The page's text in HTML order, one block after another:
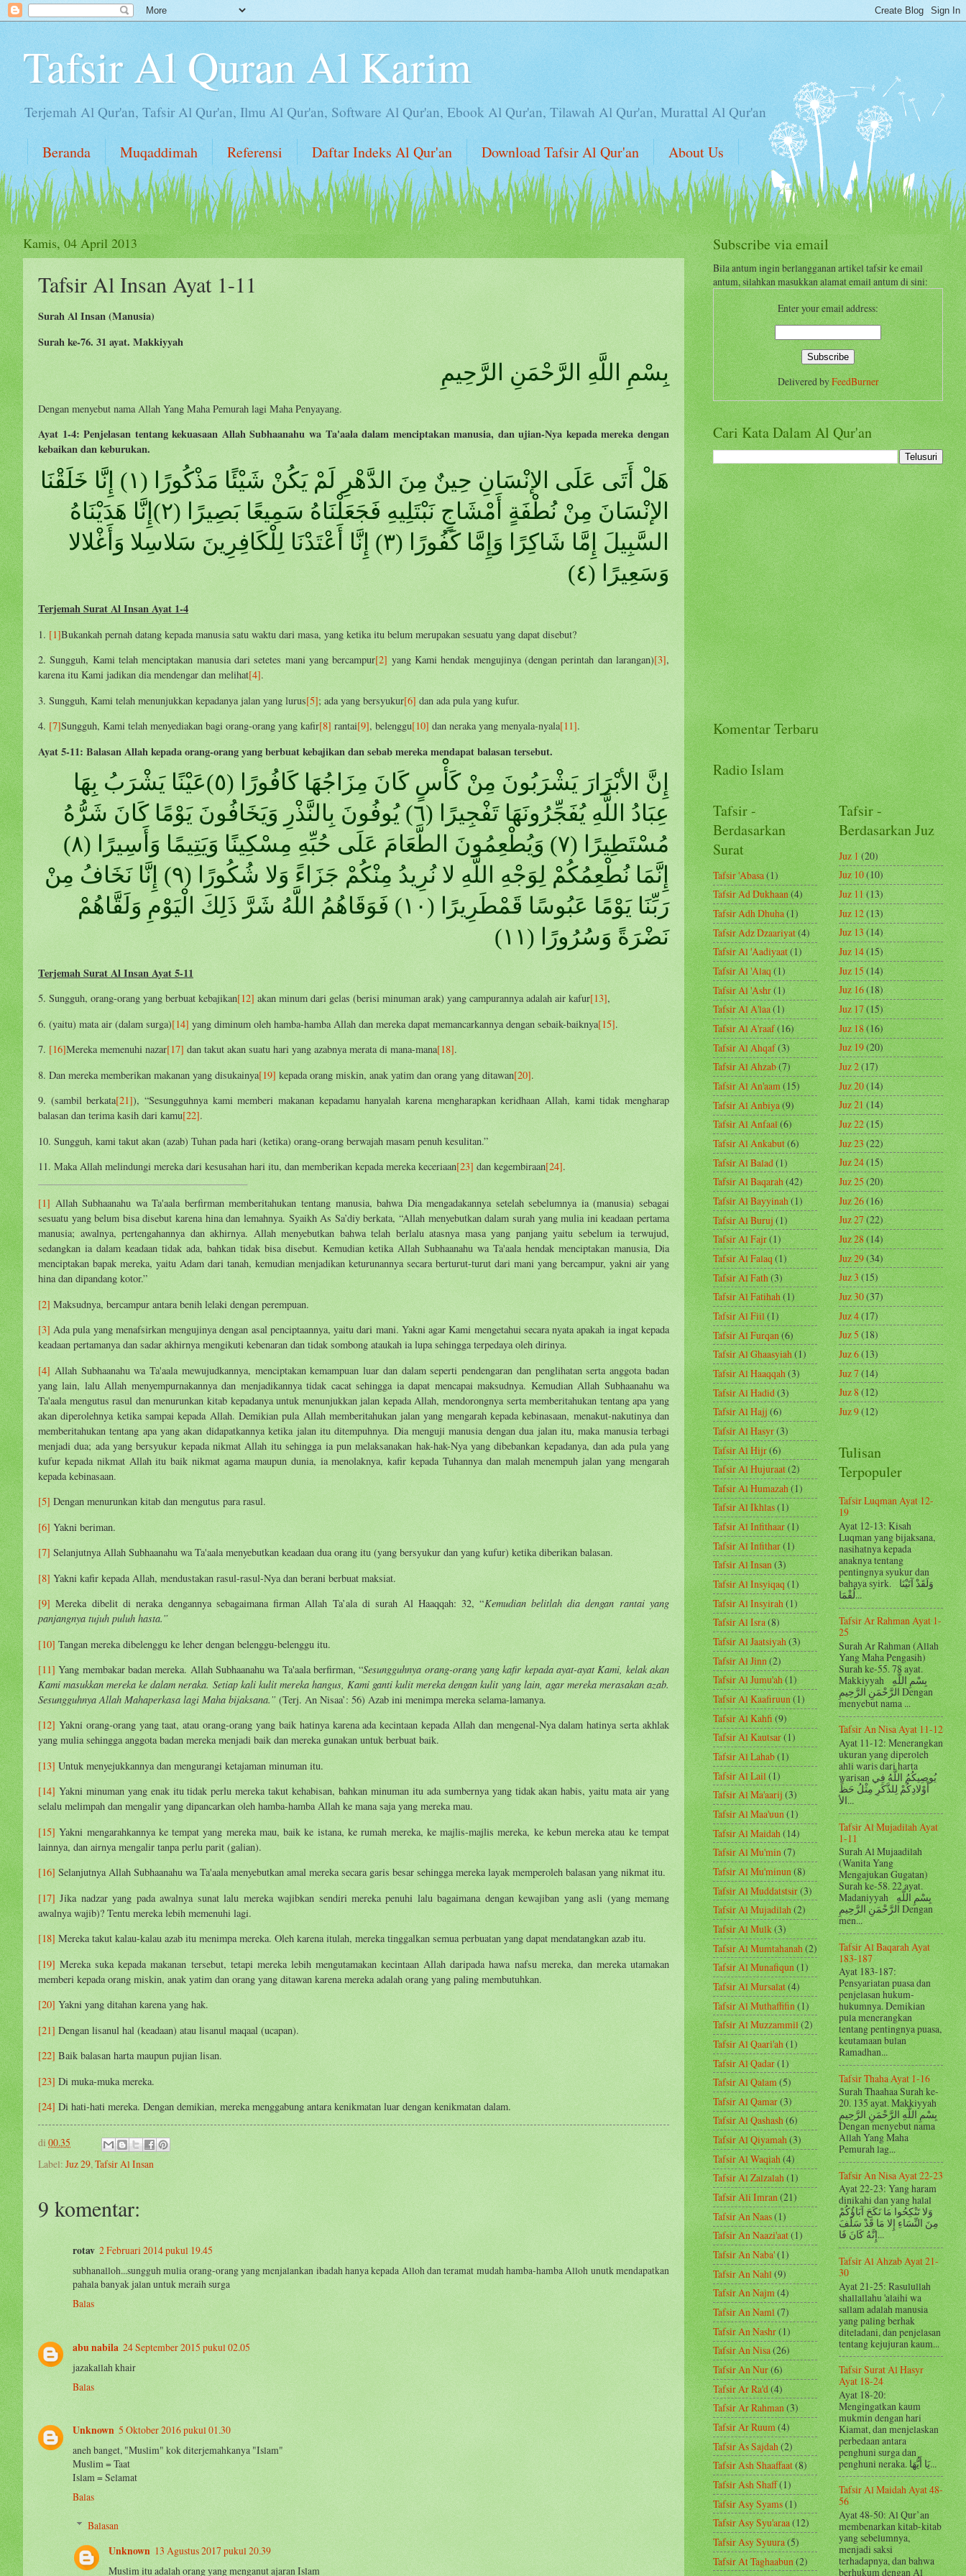
Tafsir Al Quran Al Karim
Terjemah Al Qur'an, Tafsir Al Qur'an, Ilmu Al Qur'an, Software Al Qur'an, Ebook Al Qur'an, Tilawah Al Qur'an, Murattal Al Qur'an
Beranda Muqaddimah Referensi Daftar Indeks Al Qur'an Download Tafsir Al Qur'an About Us
Kamis, 04 April 2013
Tafsir Al Insan Ayat 1-11
Surah Al Insan (Manusia)
Surah ke-76. 31 ayat. Makkiyyah
بِسْمِ اللَّهِ الرَّحْمَنِ الرَّحِيمِ
Dengan menyebut nama Allah Yang Maha Pemurah lagi Maha Penyayang.
Ayat 1-4: Penjelasan tentang kekuasaan Allah Subhaanahu wa Ta'aala dalam menciptakan manusia, dan ujian-Nya kepada mereka dengan
kebaikan dan keburukan.
هَلْ أَتَى عَلَى الإنْسَانِ حِينٌ مِنَ الدَّهْرِ لَمْ يَكُنْ شَيْئًا مَذْكُورًا (١) إِنَّا خَلَقْنَا
الإنْسَانَ مِنْ نُطْفَةٍ أَمْشَاجٍ نَبْتَلِيهِ فَجَعَلْنَاهُ سَمِيعًا بَصِيرًا (٢)إِنَّا هَدَيْنَاهُ
السَّبِيلَ إِمَّا شَاكِرًا وَإِمَّا كَفُورًا (٣) إِنَّا أَعْتَدْنَا لِلْكَافِرِينَ سَلاسِلا وَأَغْلالا
وَسَعِيرًا (٤)
Terjemah Surat Al Insan Ayat 1-4
1. [1]Bukankah pernah datang kepada manusia satu waktu dari masa, yang ketika itu belum merupakan sesuatu yang dapat disebut?
2. Sungguh, Kami telah menciptakan manusia dari setetes mani yang bercampur[2] yang Kami hendak mengujinya (dengan perintah dan larangan)[3],
karena itu Kami jadikan dia mendengar dan melihat[4].
3. Sungguh, Kami telah menunjukkan kepadanya jalan yang lurus[5]; ada yang bersyukur[6] dan ada pula yang kufur.
4. [7]Sungguh, Kami telah menyediakan bagi orang-orang yang kafir[8] rantai[9], belenggu[10] dan neraka yang menyala-nyala[11].
Ayat 5-11: Balasan Allah kepada orang-orang yang berbuat kebajikan dan sebab mereka mendapat balasan tersebut.
إِنَّ الأبْرَارَ يَشْرَبُونَ مِنْ كَأْسٍ كَانَ مِزَاجُهَا كَافُورًا (٥)عَيْنًا يَشْرَبُ بِهَا
عِبَادُ اللَّهِ يُفَجِّرُونَهَا تَفْجِيرًا (٦) يُوفُونَ بِالنَّذْرِ وَيَخَافُونَ يَوْمًا كَانَ شَرُّهُ
مُسْتَطِيرًا (٧) وَيُطْعِمُونَ الطَّعَامَ عَلَى حُبِّهِ مِسْكِينًا وَيَتِيمًا وَأَسِيرًا (٨)
إِنَّمَا نُطْعِمُكُمْ لِوَجْهِ اللَّهِ لا نُرِيدُ مِنْكُمْ جَزَاءً وَلا شُكُورًا (٩) إِنَّا نَخَافُ مِنْ
رَبِّنَا يَوْمًا عَبُوسًا قَمْطَرِيرًا (١٠) فَوَقَاهُمُ اللَّهُ شَرَّ ذَلِكَ الْيَوْمِ وَلَقَّاهُمْ
نَضْرَةً وَسُرُورًا (١١)
Terjemah Surat Al Insan Ayat 5-11
5. Sungguh, orang-orang yang berbuat kebajikan[12] akan minum dari gelas (berisi minuman arak) yang campurannya adalah air kafur[13],
6. (yaitu) mata air (dalam surga)[14] yang diminum oleh hamba-hamba Allah dan mereka dapat memancarkannya dengan sebaik-baiknya[15].
7. [16]Mereka memenuhi nazar[17] dan takut akan suatu hari yang azabnya merata di mana-mana[18].
8. Dan mereka memberikan makanan yang disukainya[19] kepada orang miskin, anak yatim dan orang yang ditawan[20].
9. (sambil berkata[21]), “Sesungguhnya kami memberi makanan kepadamu hanyalah karena mengharapkan keridhaan Allah, kami tidak mengharap
balasan dan terima kasih dari kamu[22].
10. Sungguh, kami takut akan (azab) Tuhan pada hari (ketika) orang-orang berwajah masam penuh kesulitan.”
11. Maka Allah melindungi mereka dari kesusahan hari itu, dan memberikan kepada mereka keceriaan[23] dan kegembiraan[24].
[1] Allah Subhaanahu wa Ta'aala berfirman memberitahukan tentang manusia, bahwa Dia mengadakannya setelah sebelumnya ia (manusia) sebagai
sesuatu yang belum bisa disebut karena hina dan lemahnya. Syaikh As Sa’diy berkata, “Allah menyebutkan dalam surah yang mulia ini keadaan pertama
manusia; awalnya, pertengahannya dan akhirnya. Allah menyebutkan bahwa telah berlalu atasnya masa yang panjang yaitu sebelum ia terwujud,
sedangkan ia dalam keadaan tidak ada, bahkan tidak bisa disebut. Kemudian ketika Allah Subhaanahu wa Ta'aala hendak menciptakan manusia, Dia
menciptakan bapak mereka, yaitu Adam dari tanah, kemudian menjadikan keturunannya secara berturut-turut dari mani yang bercampur, yakni air yang
hina dan dipandang kotor.”
[2] Maksudnya, bercampur antara benih lelaki dengan perempuan.
[3] Ada pula yang menafsirkan mengujinya dengan asal penciptaannya, yaitu dari mani. Yakni agar Kami mengetahui secara nyata apakah ia ingat kepada
keadaan pertamanya dan sadar akhirnya mengikuti kebenaran dan tidak sombong ataukah ia lupa sehingga terpedaya oleh dirinya.
[4] Allah Subhaanahu wa Ta'aala mewujudkannya, menciptakan kemampuan luar dan dalam seperti pendengaran dan penglihatan serta anggota badan
yang lain, lalu Allah menyempurnakannya dan menjadikannya tidak cacat sehingga ia dapat mencapai maksudnya. Kemudian Allah Subhaanahu wa
Ta'aala mengutus rasul dan menurunkan kitab kepadanya untuk menunjukkan jalan kepada Allah, mendorongnya serta memberitahukan tentang apa yang
akan diperolehnya ketika sampai kepada Allah. Demikian pula Allah memberitahukan jalan yang mengarah kepada kebinasaan, menakut-nakutinya dan
memberitahukan tentang apa yang akan didapatkannya ketika jalan itu ditempuhnya. Dia menguji manusia dengan dua jalan itu, maka manusia terbagi
menjadi dua; ada yang bersyukur kepada nikmat Allah itu sehingga ia pun melaksanakan hak-hak-Nya yang dibebankan kepadanya, dan ada pula yang
kufur kepada nikmat Allah itu baik nikmat agama maupun dunia, ia menolaknya, kafir kepada Tuhannya dan malah menempuh jalan yang mengarah
kepada kebinasaan.
[5] Dengan menurunkan kitab dan mengutus para rasul.
[6] Yakni beriman.
[7] Selanjutnya Allah Subhaanahu wa Ta'aala menyebutkan keadaan dua orang itu (yang bersyukur dan yang kufur) ketika diberikan balasan.
[8] Yakni kafir kepada Allah, mendustakan rasul-rasul-Nya dan berani berbuat maksiat.
[9] Mereka dibelit di neraka dengannya sebagaimana firman Allah Ta’ala di surah Al Haaqqah: 32, “Kemudian belitlah dia dengan rantai yang
panjangnya tujuh puluh hasta.”
[10] Tangan mereka dibelenggu ke leher dengan belenggu-belenggu itu.
[11] Yang membakar badan mereka. Allah Subhaanahu wa Ta'aala berfirman, “Sesungguhnya orang-orang yang kafir kepada ayat-ayat Kami, kelak akan
Kami masukkan mereka ke dalam neraka. Setiap kali kulit mereka hangus, Kami ganti kulit mereka dengan kulit yang lain, agar mereka merasakan azab.
Sesungguhnya Allah Mahaperkasa lagi Maha bijaksana.” (Terj. An Nisaa’: 56) Azab ini menimpa mereka selama-lamanya.
[12] Yakni orang-orang yang taat, atau orang-orang yang baik hatinya karena ada kecintaan kepada Allah dan mengenal-Nya dalam hatinya serta akhlak
yang mulia sehingga anggota badan mereka menjadi baik dan mereka gunakan untuk berbuat baik.
[13] Untuk menyejukkannya dan mengurangi ketajaman minuman itu.
[14] Yakni minuman yang enak itu tidak perlu mereka takut kehabisan, bahkan minuman itu ada sumbernya yang tidak akan habis, yaitu mata air yang
selalu melimpah dan mengalir yang dipancarkan oleh hamba-hamba Allah ke mana saja yang mereka mau.
[15] Yakni mengarahkannya ke tempat yang mereka mau, baik ke istana, ke rumah mereka, ke majlis-majlis mereka, ke kebun mereka atau ke tempat
lainnya, dan airnya mengalir tanpa perlu parit (galian).
[16] Selanjutnya Allah Subhaanahu wa Ta'aala menyebutkan amal mereka secara garis besar sehingga mereka layak memperoleh balasan yang nikmat itu.
[17] Jika nadzar yang pada awalnya sunat lalu mereka wajibkan sendiri mereka penuhi lalu bagaimana dengan kewajiban yang asli (yang memang
awalnya wajib)? Tentu mereka lebih memenuhi lagi.
[18] Mereka takut kalau-kalau azab itu menimpa mereka. Oleh karena itulah, mereka tinggalkan semua perbuatan yang dapat mendatangkan azab itu.
[19] Mereka suka kepada makanan tersebut, tetapi mereka lebih mengutamakan kecintaan Allah daripada hawa nafsu mereka, dan mereka utamakan
memberi kepada orang miskin, anak yatim dan orang yang ditawan karena mereka adalah orang yang paling membutuhkan.
[20] Yakni yang ditahan karena yang hak.
[21] Dengan lisanul hal (keadaan) atau lisanul maqaal (ucapan).
[22] Baik balasan harta maupun pujian lisan.
[23] Di muka-muka mereka.
[24] Di hati-hati mereka. Dengan demikian, mereka menggabung antara kenikmatan luar dengan kenikmatan dalam.
di 00.35
Label: Juz 29, Tafsir Al Insan
9 komentar:
rotav 2 Februari 2014 pukul 19.45
subhanalloh...sungguh mulia orang-orang yang menjalankan ibadah hanya kepada Alloh dan teramat mudah hamba-hamba Alloh unutk mendapatkan
pahala banyak jalan untuk meraih surga
Balas
abu nabila 24 September 2015 pukul 02.05
jazakallah khair
Balas
Unknown 5 Oktober 2016 pukul 01.30
aneh banget, "Muslim" kok diterjemahkanya "Islam"
Muslim = Taat
Islam = Selamat
Balas
Balasan
Unknown 13 Agustus 2017 pukul 20.39
Muslim itu adalah orang yang menganut ajaran Islam
Subscribe via email
Bila antum ingin berlangganan artikel tafsir ke email
antum, silahkan masukkan alamat email antum di sini:
Enter your email address:
Delivered byFeedBurner
Cari Kata Dalam Al Qur'an
Komentar Terbaru
Radio Islam
Tafsir -
Berdasarkan
Surat
Tafsir 'Abasa(1)
Tafsir Ad Dukhaan(4)
Tafsir Adh Dhuha(1)
Tafsir Adz Dzaariyat(4)
Tafsir Al 'Aadiyaat(1)
Tafsir Al 'Alaq(1)
Tafsir Al 'Ashr(1)
Tafsir Al A'laa(1)
Tafsir Al A'raaf(16)
Tafsir Al Ahqaf(3)
Tafsir Al Ahzab(7)
Tafsir Al An'aam(15)
Tafsir Al Anbiya(9)
Tafsir Al Anfaal(6)
Tafsir Al Ankabut(6)
Tafsir Al Balad(1)
Tafsir Al Baqarah(42)
Tafsir Al Bayyinah(1)
Tafsir Al Buruj(1)
Tafsir Al Fajr(1)
Tafsir Al Falaq (1)
Tafsir Al Fath(3)
Tafsir Al Fatihah(1)
Tafsir Al Fiil(1)
Tafsir Al Furqan (6)
Tafsir Al Ghaasyiah(1)
Tafsir Al Haaqqah(3)
Tafsir Al Hadid(3)
Tafsir Al Hajj (6)
Tafsir Al Hasyr(3)
Tafsir Al Hijr(6)
Tafsir Al Hujuraat(2)
Tafsir Al Humazah(1)
Tafsir Al Ikhlas(1)
Tafsir Al Infithaar(1)
Tafsir Al Infithar(1)
Tafsir Al Insan(3)
Tafsir Al Insyiqaq(1)
Tafsir Al Insyirah(1)
Tafsir Al Isra(8)
Tafsir Al Jaatsiyah(3)
Tafsir Al Jinn(2)
Tafsir Al Jumu'ah(1)
Tafsir Al Kaafiruun(1)
Tafsir Al Kahfi (9)
Tafsir Al Kautsar(1)
Tafsir Al Lahab(1)
Tafsir Al Lail (1)
Tafsir Al Ma'aarij(3)
Tafsir Al Maa'uun(1)
Tafsir Al Maidah (14)
Tafsir Al Mu'min(7)
Tafsir Al Mu'minun(8)
Tafsir Al Muddatstsir(3)
Tafsir Al Mujadilah(2)
Tafsir Al Mulk(3)
Tafsir Al Mumtahanah (2)
Tafsir Al Munafiqun(1)
Tafsir Al Mursalat(4)
Tafsir Al Muthaffifin(1)
Tafsir Al Muzzammil(2)
Tafsir Al Qaari'ah(1)
Tafsir Al Qadar(1)
Tafsir Al Qalam(5)
Tafsir Al Qamar(3)
Tafsir Al Qashash(6)
Tafsir Al Qiyamah(3)
Tafsir Al Waqiah (4)
Tafsir Al Zalzalah(1)
Tafsir Ali Imran(21)
Tafsir An Naas(1)
Tafsir An Naazi'aat(1)
Tafsir An Naba'(1)
Tafsir An Nahl(9)
Tafsir An Najm(4)
Tafsir An Naml(7)
Tafsir An Nashr(1)
Tafsir An Nisa(26)
Tafsir An Nur(6)
Tafsir Ar Ra'd(4)
Tafsir Ar Rahman(3)
Tafsir Ar Ruum(4)
Tafsir As Sajdah (2)
Tafsir Ash Shaaffaat(8)
Tafsir Ash Shaff(1)
Tafsir Asy Syams(1)
Tafsir Asy Syu'araa(12)
Tafsir Asy Syuura(5)
Tafsir At Taghaabun (2)
Tafsir -
Berdasarkan Juz
Juz 1(20)
Juz 10(10)
Juz 11 (13)
Juz 12(13)
Juz 13(14)
Juz 14(15)
Juz 15 (14)
Juz 16(18)
Juz 17(15)
Juz 18(16)
Juz 19(20)
Juz 2(17)
Juz 20(14)
Juz 21(14)
Juz 22(15)
Juz 23(22)
Juz 24(15)
Juz 25 (20)
Juz 26(16)
Juz 27(22)
Juz 28(14)
Juz 29(34)
Juz 3 (15)
Juz 30(37)
Juz 4(17)
Juz 5(18)
Juz 6(13)
Juz 7 (14)
Juz 8(12)
Juz 9(12)
Tulisan
Terpopuler
Tafsir Luqman Ayat 12-
19
Ayat 12-13: Kisah
Luqman yang bijaksana,
nasihatnya kepada
anaknya tentang
pentingnya syukur dan
bahaya syirk. وَلَقَدْ آتَيْنَا
لُقْمَا...
Tafsir Ar Rahman Ayat 1-
25
Surah Ar Rahman (Allah
Yang Maha Pengasih)
Surah ke-55. 78 ayat.
Makkiyyah بِسْمِ اللَّهِ
الرَّحْمَنِ الرَّحِيمِ Dengan
menyebut nama ...
Tafsir An Nisa Ayat 11-12
Ayat 11-12: Menerangkan
ukuran yang diperoleh
ahli waris dari harta
warisan يُوصِيكُمُ اللَّهُ فِي
أَوْلادِكُمْ لِلذَّكَرِ مِثْلُ حَظِّ
الأ...
Tafsir Al Mujadilah Ayat
1-11
Surah Al Mujaadilah
(Wanita Yang
Mengajukan Gugatan)
Surah ke-58. 22 ayat.
Madaniyyah بِسْمِ اللَّهِ
الرَّحْمَنِ الرَّحِيمِ Dengan
men...
Tafsir Al Baqarah Ayat
183-187
Ayat 183-187:
Pensyariatan puasa dan
penjelasan hukum-
hukumnya. Demikian
pula menerangkan
tentang pentingnya puasa,
keutamaan bulan
Ramadhan...
Tafsir Thaha Ayat 1-16
Surah Thaahaa Surah ke-
20. 135 ayat. Makkiyyah
بِسْمِ اللَّهِ الرَّحْمَنِ الرَّحِيمِ
Dengan menyebut nama
Allah Yang Maha
Pemurah lag...
Tafsir An Nisa Ayat 22-23
Ayat 22-23: Yang haram
dinikahi dan yang halal
وَلا تَنْكِحُوا مَا نَكَحَ آبَاؤُكُمْ
مِنَ النِّسَاءِ إِلا مَا قَدْ سَلَفَ
إِنَّهُ كَانَ فَا...
Tafsir Al Ahzab Ayat 21-
30
Ayat 21-25: Rasulullah
shallallahu 'alaihi wa
sallam adalah manusia
yang paling berhak
diteladani, dan penjelasan
tentang kejujuran kaum...
Tafsir Surat Al Hasyr
Ayat 18-24
Ayat 18-20:
Mengingatkan kaum
mukmin dengan hari
Kiamat, dan menjelaskan
perbedaan antara
penghuni surga dan
penghuni neraka. يَا أَيُّهَا...
Tafsir Al Maidah Ayat 48-
56
Ayat 48-50: Al Qur’an
membenarkan kitab-kitab
yang sebelumnya,
menjadi saksi
terhadapnya, dan bahwa
berhukum dengan Al